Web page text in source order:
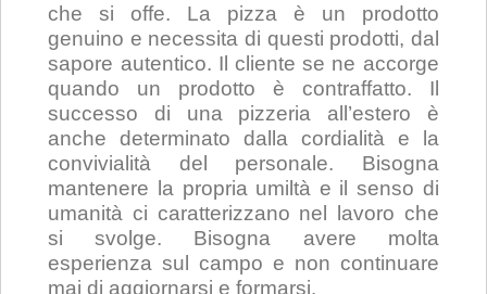
che si offe. La pizza è un prodotto
genuino e necessita di questi prodotti, dal
sapore autentico. Il cliente se ne accorge
quando un prodotto è contraffatto. Il
successo di una pizzeria all’estero è
anche determinato dalla cordialità e la
convivialità del personale. Bisogna
mantenere la propria umiltà e il senso di
umanità ci caratterizzano nel lavoro che
si svolge. Bisogna avere molta
esperienza sul campo e non continuare
mai di aggiornarsi e formarsi.